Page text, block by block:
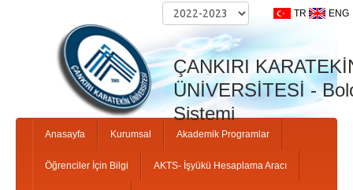
TR ENG
ÇANKIRI
ÜNİVERSİTESİ -
Sistemi
Anasayfa Kurumsal Akademik Programlar
Öğrenciler İçin Bilgi AKTS- İşyükü Hesaplama Aracı